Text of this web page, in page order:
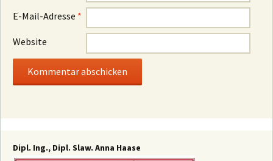
E-Mail-Adresse *
Website
Dipl. Ing., Dipl. Slaw. Anna Haase